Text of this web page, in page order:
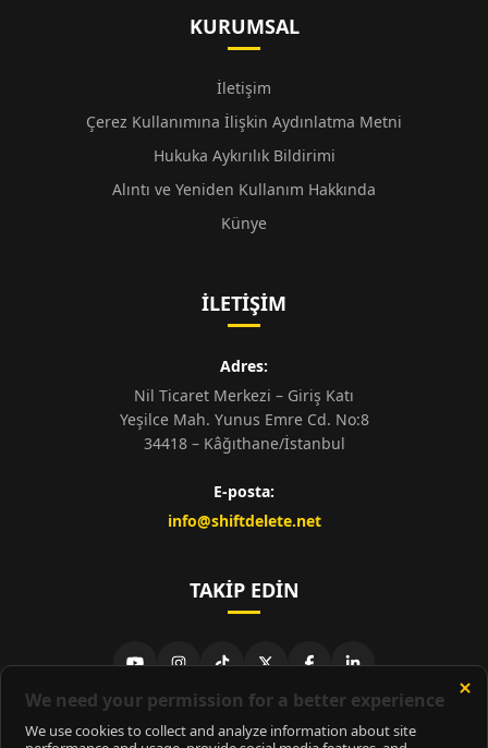
KURUMSAL
İletişim
Çerez Kullanımına İlişkin Aydınlatma Metni
Hukuka Aykırılık Bildirimi
Alıntı ve Yeniden Kullanım Hakkında
Künye
İLETIŞIM
Adres:
Nil Ticaret Merkezi – Giriş Katı
Yeşilce Mah. Yunus Emre Cd. No:8
34418 – Kâğıthane/İstanbul
E-posta:
info@shiftdelete.net
TAKIP EDIN